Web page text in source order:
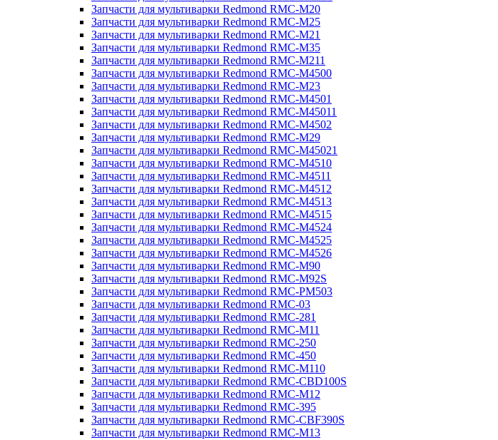
Запчасти для мультиварки Redmond RMC-M20
Запчасти для мультиварки Redmond RMC-M25
Запчасти для мультиварки Redmond RMC-M21
Запчасти для мультиварки Redmond RMC-M35
Запчасти для мультиварки Redmond RMC-M211
Запчасти для мультиварки Redmond RMC-M4500
Запчасти для мультиварки Redmond RMC-M23
Запчасти для мультиварки Redmond RMC-M4501
Запчасти для мультиварки Redmond RMC-M45011
Запчасти для мультиварки Redmond RMC-M4502
Запчасти для мультиварки Redmond RMC-M29
Запчасти для мультиварки Redmond RMC-M45021
Запчасти для мультиварки Redmond RMC-M4510
Запчасти для мультиварки Redmond RMC-M4511
Запчасти для мультиварки Redmond RMC-M4512
Запчасти для мультиварки Redmond RMC-M4513
Запчасти для мультиварки Redmond RMC-M4515
Запчасти для мультиварки Redmond RMC-M4524
Запчасти для мультиварки Redmond RMC-M4525
Запчасти для мультиварки Redmond RMC-M4526
Запчасти для мультиварки Redmond RMC-M90
Запчасти для мультиварки Redmond RMC-M92S
Запчасти для мультиварки Redmond RMC-PM503
Запчасти для мультиварки Redmond RMC-03
Запчасти для мультиварки Redmond RMC-281
Запчасти для мультиварки Redmond RMC-M11
Запчасти для мультиварки Redmond RMC-250
Запчасти для мультиварки Redmond RMC-450
Запчасти для мультиварки Redmond RMC-M110
Запчасти для мультиварки Redmond RMC-CBD100S
Запчасти для мультиварки Redmond RMC-M12
Запчасти для мультиварки Redmond RMC-395
Запчасти для мультиварки Redmond RMC-CBF390S
Запчасти для мультиварки Redmond RMC-M13